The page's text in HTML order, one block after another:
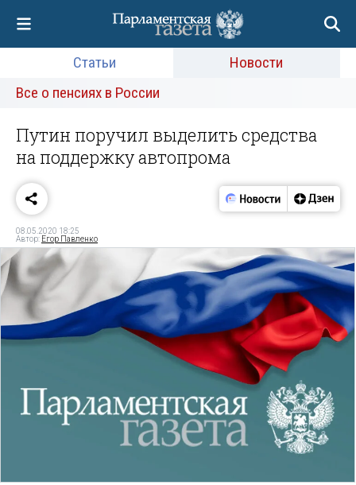
Статьи
Новости
Все о пенсиях в России
Путин поручил выделить средства
на поддержку автопрома
08.05.2020 18:25
Автор: Егор Павленко